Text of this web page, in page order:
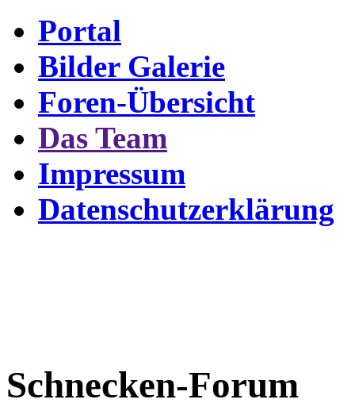
Portal
Bilder Galerie
Foren-Übersicht
Das Team
Impressum
Datenschutzerklärung
Schnecken-Forum